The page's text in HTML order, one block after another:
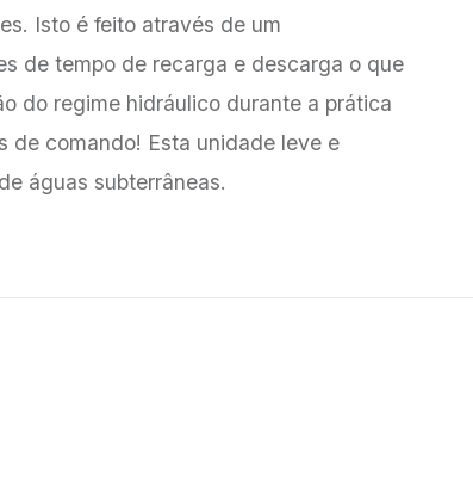
Isto é feito através de um
de tempo de recarga e descarga o que
do regime hidráulico durante a prática
de comando! Esta unidade leve e
águas subterrâneas.